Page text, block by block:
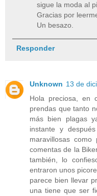
sigue la moda al
Gracias por
Un besazo.
Responder
Unknown 13 de
Hola preciosa, en
prendas que tanto
más bien plagas
instante y
maravillosas
comentas de la
también, lo
entraron unos
parece bien llevar
una tiene que ser